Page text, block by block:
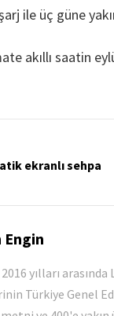
ile üç güne
akıllı saatin
ekranlı sehpa
Engin
2016 yılları
Türkiye Genel